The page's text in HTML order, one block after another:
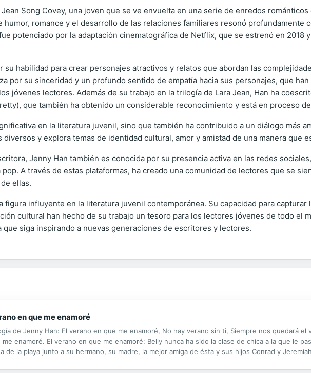
Song Covey, una joven que se ve envuelta en una serie de enredos
humor, romance y el desarrollo de las relaciones familiares resonó
potenciado por la adaptación cinematográfica de Netflix, que se estrenó en 2018
su habilidad para crear personajes atractivos y relatos que abordan las
por su sinceridad y un profundo sentido de empatía hacia sus personajes, que
jóvenes lectores. Además de su trabajo en la trilogía de Lara Jean, Han ha
que también ha obtenido un considerable reconocimiento y está en proceso
en la literatura juvenil, sino que también ha contribuido a un diálogo más
y explora temas de identidad cultural, amor y amistad de una manera que
Jenny Han también es conocida por su presencia activa en las redes
A través de estas plataformas, ha creado una comunidad de lectores que se
ellas.
figura influyente en la literatura juvenil contemporánea. Su capacidad para
cultural han hecho de su trabajo un tesoro para los lectores jóvenes de todo el
que siga inspirando a nuevas generaciones de escritores y lectores.
en que me enamoré
de Jenny Han: El verano en que me enamoré, No hay verano sin ti, Siempre nos quedará
enamoré. El verano en que me enamoré: Belly nunca ha sido la clase de chica a la que le
de la playa junto a su hermano, su madre, la mejor amiga de ésta y sus hijos Conrad y